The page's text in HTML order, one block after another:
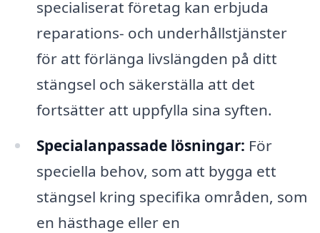
specialiserat företag kan erbjuda
reparations- och underhållstjänster
för att förlänga livslängden på ditt
stängsel och säkerställa att det
fortsätter att uppfylla sina syften.
Specialanpassade lösningar: För
speciella behov, som att bygga ett
stängsel kring specifika områden, som
en hästhage eller en